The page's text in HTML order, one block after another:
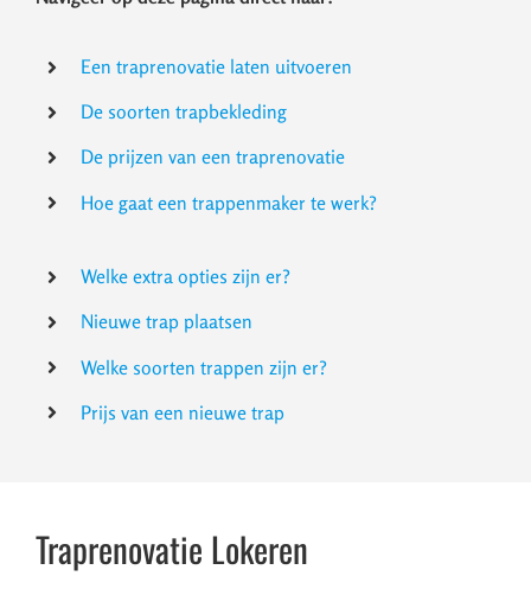
Een traprenovatie laten uitvoeren
De soorten trapbekleding
De prijzen van een traprenovatie
Hoe gaat een trappenmaker te werk?
Welke extra opties zijn er?
Nieuwe trap plaatsen
Welke soorten trappen zijn er?
Prijs van een nieuwe trap
Traprenovatie Lokeren